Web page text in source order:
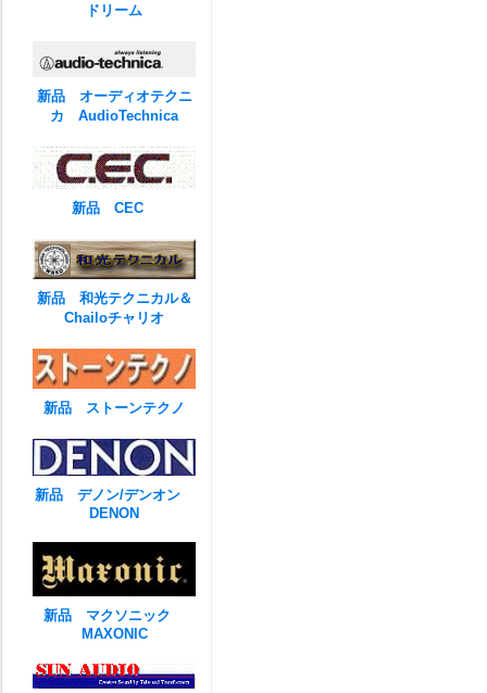
ドリーム
新品 オーディオテクニ
カ AudioTechnica
新品 CEC
新品 和光テクニカル＆
Chailoチャリオ
新品 ストーンテクノ
新品 デノン/デンオン
DENON
新品 マクソニック
MAXONIC